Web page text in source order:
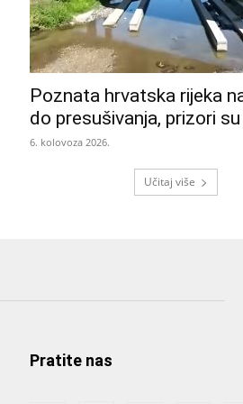
Poznata hrvatska rijeka
do presušivanja, prizori
6. kolovoza 2026.
Učitaj više
Pratite nas